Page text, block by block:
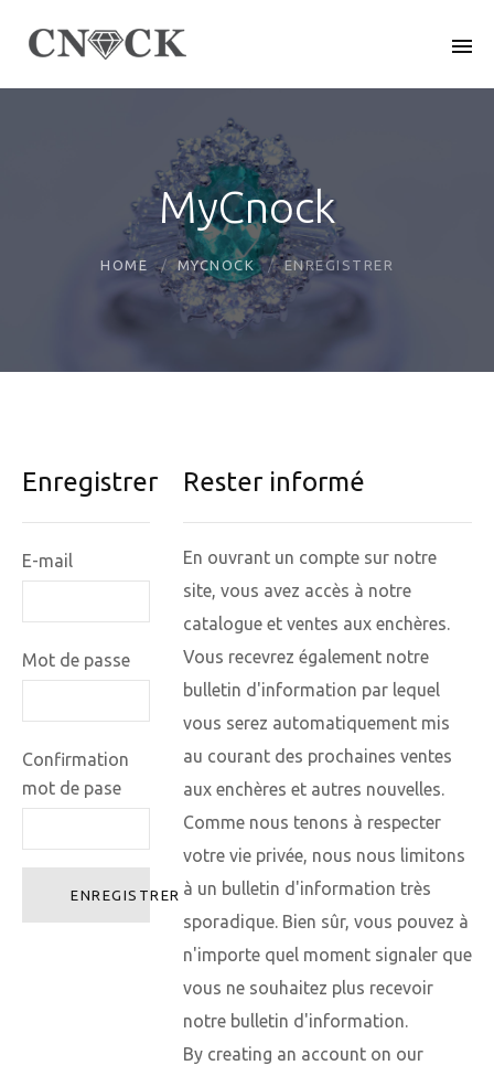
MyCnock
HOME MYCNOCK ENREGISTRER
Enregistrer
E-mail
Mot de passe
Confirmation
mot de pase
ENREGISTRER
Rester informé
En ouvrant un compte sur notre
site, vous avez accès à notre
catalogue et ventes aux enchères.
Vous recevrez également notre
bulletin d'information par lequel
vous serez automatiquement mis
au courant des prochaines ventes
aux enchères et autres nouvelles.
Comme nous tenons à respecter
votre vie privée, nous nous limitons
à un bulletin d'information très
sporadique. Bien sûr, vous pouvez à
n'importe quel moment signaler que
vous ne souhaitez plus recevoir
notre bulletin d'information.
By creating an account on our